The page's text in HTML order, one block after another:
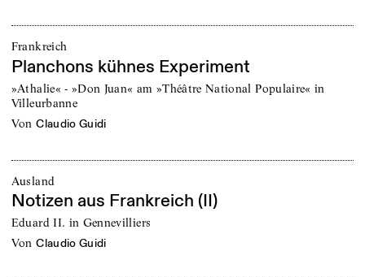
Frankreich
Planchons kühnes Experiment
»Athalie« - »Don Juan« am »Théâtre National Populaire« in
Villeurbanne
von Claudio Guidi
Ausland
Notizen aus Frankreich (II)
Eduard II. in Gennevilliers
von Claudio Guidi